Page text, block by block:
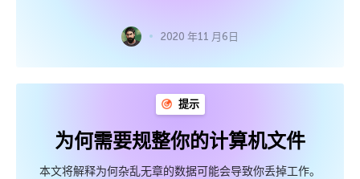
2020 年11 月6日
提示
为何需要规整你的计算机文件
本文将解释为何杂乱无章的数据可能会导致你丢掉工作。